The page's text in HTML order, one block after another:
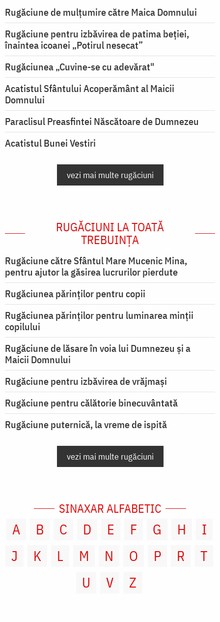
Rugăciune de mulţumire către Maica Domnului
Rugăciune pentru izbăvirea de patima beției,
înaintea icoanei „Potirul nesecat”
Rugăciunea „Cuvine-se cu adevărat"
Acatistul Sfântului Acoperământ al Maicii
Domnului
Paraclisul Preasfintei Născătoare de Dumnezeu
Acatistul Bunei Vestiri
vezi mai multe rugăciuni
RUGĂCIUNI LA TOATĂ
TREBUINȚA
Rugăciune către Sfântul Mare Mucenic Mina,
pentru ajutor la găsirea lucrurilor pierdute
Rugăciunea părinților pentru copii
Rugăciunea părinților pentru luminarea minţii
copilului
Rugăciune de lăsare în voia lui Dumnezeu şi a
Maicii Domnului
Rugăciune pentru izbăvirea de vrăjmași
Rugăciune pentru călătorie binecuvântată
Rugăciune puternică, la vreme de ispită
vezi mai multe rugăciuni
SINAXAR ALFABETIC
A B C D E F G H
I
J
K L M N O P R
T
U
V Z